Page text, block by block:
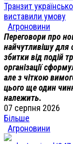
Транзит
виставили умову
Агроновини
Переговори про
найчутливішу для
збитки від подій
організації
але з чіткою
цього ще один
належить.
07 серпня 2026
Більше
Агроновини